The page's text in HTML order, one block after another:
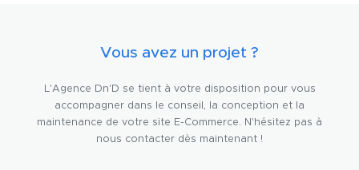
Vous avez un projet ?
L'Agence Dn'D se tient à votre disposition pour vous
accompagner dans le conseil, la conception et la
maintenance de votre site E-Commerce. N'hésitez pas à
nous contacter dès maintenant !